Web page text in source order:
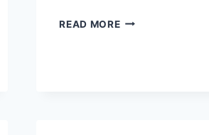
READ MORE